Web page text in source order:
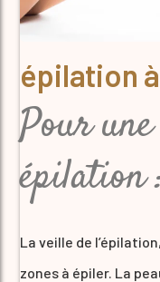
épilation
Pour
épilation
La veille de
zones à épiler. La